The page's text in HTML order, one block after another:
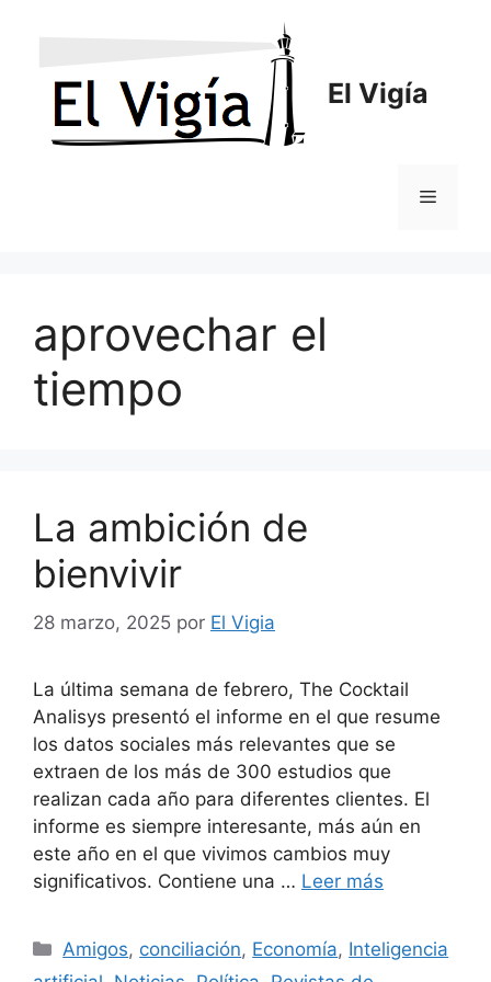
El Vigía
Menú
aprovechar el
tiempo
La ambición de
bienvivir
28 marzo, 2025 por El Vigia
La última semana de febrero, The Cocktail
Analisys presentó el informe en el que resume
los datos sociales más relevantes que se
extraen de los más de 300 estudios que
realizan cada año para diferentes clientes. El
informe es siempre interesante, más aún en
este año en el que vivimos cambios muy
significativos. Contiene una … Leer más
Categorías
Amigos, conciliación, Economía, Inteligencia